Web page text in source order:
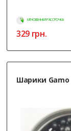
МГНОВЕННАЯ РАССРОЧКА
329грн.
Шарики Gamo